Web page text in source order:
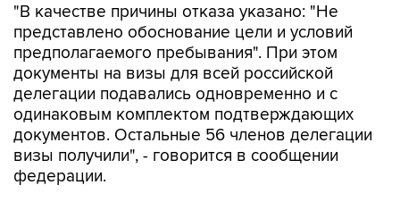
"В качестве причины отказа указано: "Не
представлено обоснование цели и условий
предполагаемого пребывания". При этом
документы на визы для всей российской
делегации подавались одновременно и с
одинаковым комплектом подтверждающих
документов. Остальные 56 членов делегации
визы получили", - говорится в сообщении
федерации.